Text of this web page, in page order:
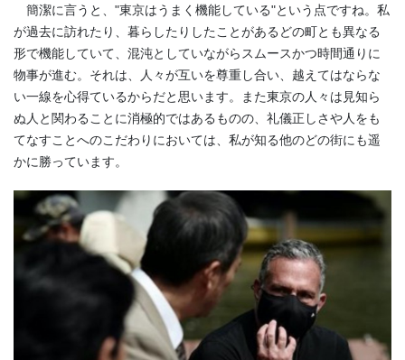
簡潔に言うと、"東京はうまく機能している"という点ですね。私
が過去に訪れたり、暮らしたりしたことがあるどの町とも異なる
形で機能していて、混沌としていながらスムースかつ時間通りに
物事が進む。それは、人々が互いを尊重し合い、越えてはならな
い一線を心得ているからだと思います。また東京の人々は見知ら
ぬ人と関わることに消極的ではあるものの、礼儀正しさや人をも
てなすことへのこだわりにおいては、私が知る他のどの街にも遥
かに勝っています。